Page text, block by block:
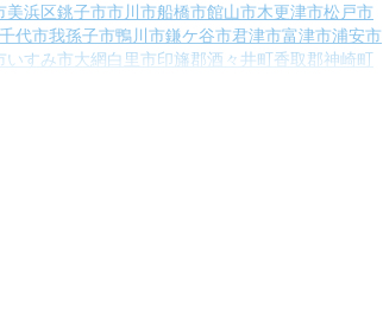
美浜区銚子市市川市船橋市館山市木更津市松戸市
代市我孫子市鴨川市鎌ケ谷市君津市富津市浦安市
いすみ市大網白里市印旛郡酒々井町香取郡神崎町